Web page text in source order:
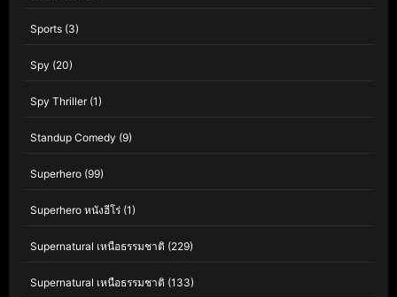
Sports (3)
Spy (20)
Spy Thriller(1)
Standup Comedy (9)
Superhero (99)
Superhero หนังฮีโร่ (1)
Supernatural เหนือธรรมชาติ (229)
Supernatural เหนือธรรมชาติ (133)